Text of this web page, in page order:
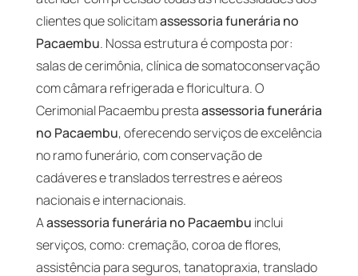
clientes que solicitamassessoria funerária no
Pacaembu. Nossa estrutura é composta por:
salas de cerimônia, clínica de somatoconservação
com câmara refrigerada e floricultura. O
Cerimonial Pacaembu prestaassessoria funerária
no Pacaembu, oferecendo serviços de excelência
no ramo funerário, com conservação de
cadáveres e translados terrestres e aéreos
nacionais e internacionais.
Aassessoria funerária no Pacaembu inclui
serviços, como: cremação, coroa de flores,
assistência para seguros, tanatopraxia, translado